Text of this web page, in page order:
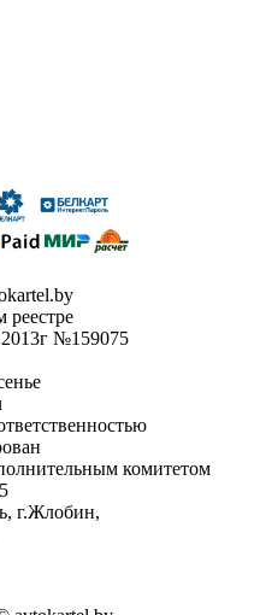
реестре
№159075
комитетом
г.Жлобин,